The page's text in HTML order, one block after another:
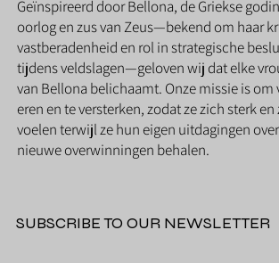
Geïnspireerd door Bellona, de Griekse
oorlog en zus van Zeus—bekend om haar
vastberadenheid en rol in strategische
tijdens veldslagen—geloven wij dat elke
van Bellona belichaamt. Onze missie is om
eren en te versterken, zodat ze zich sterk
voelen terwijl ze hun eigen uitdagingen
nieuwe overwinningen behalen.
SUBSCRIBE TO OUR NEWSLETTER